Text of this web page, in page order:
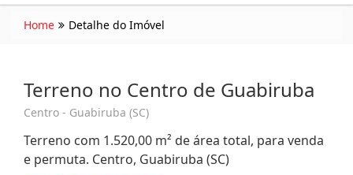
Home Detalhe do Imóvel
Terreno no Centro de Guabiruba
Centro - Guabiruba (SC)
Terreno com 1.520,00 m² de área total, para venda
e permuta. Centro, Guabiruba (SC)